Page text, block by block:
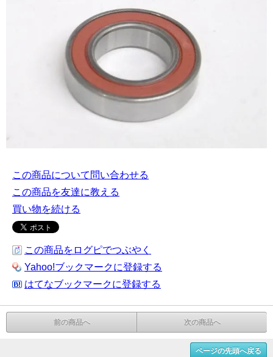
この商品について問い合わせる
この商品を友達に教える
買い物を続ける
この商品をログピでつぶやく
Yahoo!ブックマークに登録する
はてなブックマークに登録する
前の商品へ 次の商品へ
ページの先頭へ戻る